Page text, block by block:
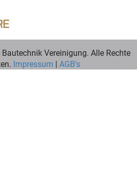
Vereinigung. Alle Rechte
Impressum | AGB's